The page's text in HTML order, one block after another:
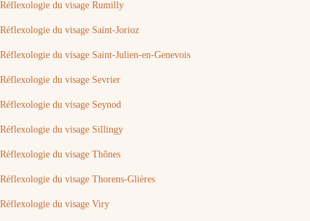
Réflexologie du visage Rumilly
Réflexologie du visage Saint-Jorioz
Réflexologie du visage Saint-Julien-en-Genevois
Réflexologie du visage Sevrier
Réflexologie du visage Seynod
Réflexologie du visage Sillingy
Réflexologie du visage Thônes
Réflexologie du visage Thorens-Glières
Réflexologie du visage Viry